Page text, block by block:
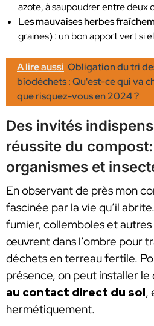
azote, à saupoudrer entre deux
Les mauvaises herbes
graines) : un bon apport vert si
A lire aussi Obligation du tri
biodéchets : Qu'est-ce qui va
que risquez-vous en 2024 ?
Des invités
réussite du
organismes et
En observant de près mon
fascinée par la vie qu’il
fumier, collemboles et
œuvrent dans l’ombre pour
déchets en terreau fertile.
présence, on peut installer
au contact direct du sol,
hermétiquement.